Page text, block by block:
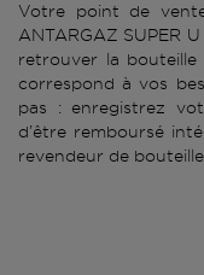
Votre point de
ANTARGAZ SUPER
retrouver la bouteille
correspond à vos
pas : enregistrez
d’être remboursé
revendeur de